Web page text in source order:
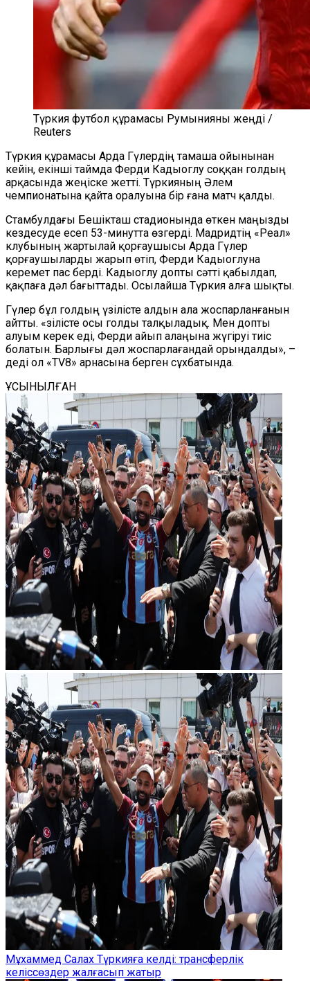
Түркия футбол құрамасы Румынияны жеңді /
Reuters
Түркия құрамасы Арда Гүлердің тамаша ойынынан
кейін, екінші таймда Ферди Кадыоглу соққан голдың
арқасында жеңіске жетті. Түркияның Әлем
чемпионатына қайта оралуына бір ғана матч қалды.
Стамбулдағы Бешікташ стадионында өткен маңызды
кездесуде есеп 53-минутта өзгерді. Мадридтің «Реал»
клубының жартылай қорғаушысы Арда Гүлер
қорғаушыларды жарып өтіп, Ферди Кадыоглуна
керемет пас берді. Кадыоглу допты сәтті қабылдап,
қақпаға дәл бағыттады. Осылайша Түркия алға шықты.
Гүлер бұл голдың үзілісте алдын ала жоспарланғанын
айтты. «Үзілісте осы голды талқыладық. Мен допты
алуым керек еді, Ферди айып алаңына жүгіруі тиіс
болатын. Барлығы дәл жоспарлағандай орындалды», –
деді ол «TV8» арнасына берген сұхбатында.
ҰСЫНЫЛҒАН
Мұхаммед Салах Түркияға келді: трансферлік
келіссөздер жалғасып жатыр